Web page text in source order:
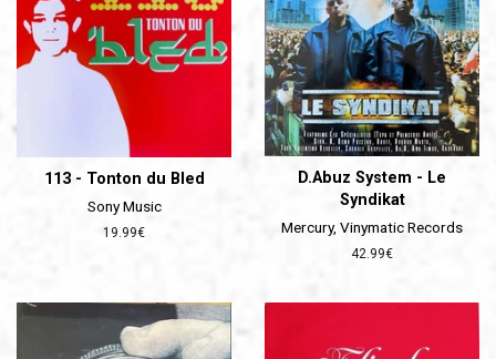
113 - Tonton du Bled
Sony Music
Prix
19.99€
D.Abuz System - Le
Syndikat
Mercury, Vinymatic Records
Prix
42.99€